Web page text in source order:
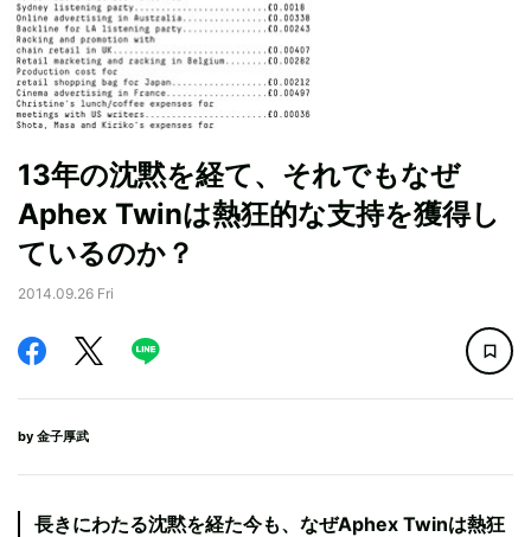
13年の沈黙を経て、それでもなぜ
Aphex Twinは熱狂的な支持を獲得し
ているのか？
2014.09.26 Fri
by 金子厚武
長きにわたる沈黙を経た今も、なぜAphex Twinは熱狂